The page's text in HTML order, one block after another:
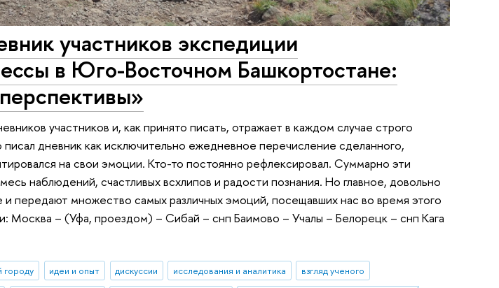
участников экспедиции
в Юго-Восточном Башкортостане:
участников и, как принято писать, отражает в каждом случае строго
дневник как исключительно ежедневное перечисление сделанного,
на свои эмоции. Кто-то постоянно рефлексировал. Суммарно эти
наблюдений, счастливых всхлипов и радости познания. Но главное, довольно
передают множество самых различных эмоций, посещавших нас во время этого
Москва – (Уфа, проездом) – Сибай – снп Баимово – Учалы – Белорецк – снп Кага
городу идеи и опыт дискуссии исследования и аналитика
взгляд ученого